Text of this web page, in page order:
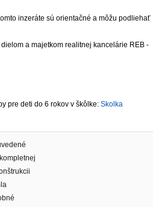
inzeráte sú orientačné a môžu podliehať
a majetkom realitnej kancelárie REB -
pre deti do 6 rokov v škôlke: Skolka